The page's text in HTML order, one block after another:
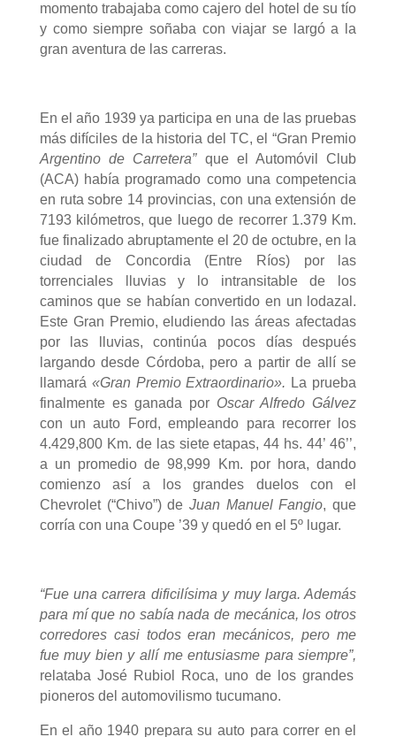
momento trabajaba como cajero del hotel de su tío
y como siempre soñaba con viajar se largó a la
gran aventura de las carreras.
En el año 1939 ya participa en una de las pruebas
más difíciles de la historia del TC, el “Gran Premio
Argentino de Carretera” que el Automóvil Club
(ACA) había programado como una competencia
en ruta sobre 14 provincias, con una extensión de
7193 kilómetros,que luego de recorrer 1.379 Km.
fue finalizado abruptamente el 20 de octubre, en la
ciudad de Concordia (Entre Ríos) por las
torrenciales lluvias y lo intransitable de los
caminosque se habían convertido en un lodazal .
Este Gran Premio, eludiendo las áreas afectadas
por las lluvias, continúa pocos días después
largando desde Córdoba, pero a partir de allí se
llamará «Gran Premio Extraordinario». La prueba
finalmente es ganada por Oscar Alfredo Gálvez
con un auto Ford,empleando para recorrer los
4.429,800 Km. de las siete etapas, 44 hs. 44’ 46’’,
a un promedio de 98,999 Km. por hora, dando
comienzo así a los grandes duelos con el
Chevrolet (“Chivo”) de Juan Manuel Fangio, que
corría con una Coupe ’39 y quedó en el 5º lugar.
“Fue una carrera dificilísima y muy larga. Además
para mí que no sabía nada de mecánica, los otros
corredores casi todos eran mecánicos, pero me
fue muy bien y allí me entusiasme para siempre”,
relataba José Rubiol Roca, uno de los grandes
pioneros del automovilismo tucumano.
En el año 1940 prepara su auto para correr en el